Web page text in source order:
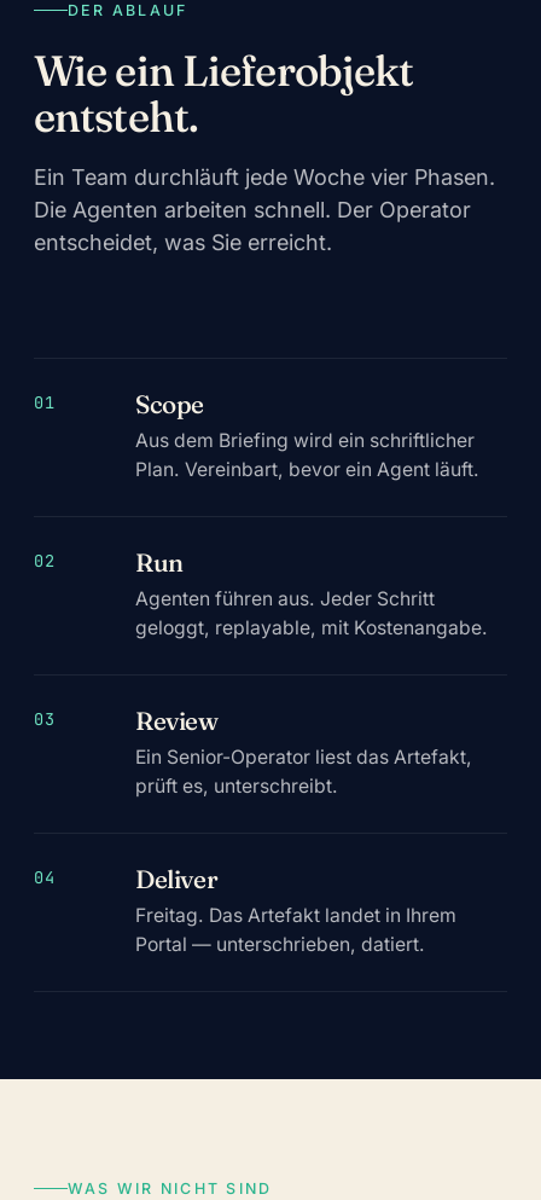
DER ABLAUF
Wie ein Lieferobjekt
entsteht.
Ein Team durchläuft jede Woche vier Phasen.
Die Agenten arbeiten schnell. Der Operator
entscheidet, was Sie erreicht.
01 Scope
Aus dem Briefing wird ein schriftlicher
Plan. Vereinbart, bevor ein Agent läuft.
02 Run
Agenten führen aus. Jeder Schritt
geloggt, replayable, mit Kostenangabe.
03 Review
Ein Senior-Operator liest das Artefakt,
prüft es, unterschreibt.
04 Deliver
Freitag. Das Artefakt landet in Ihrem
Portal — unterschrieben, datiert.
WAS WIR NICHT SIND